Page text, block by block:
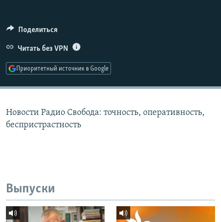
ПОДПИШИТЕСЬ НА РАССЫЛКУ
СОЦИАЛЬНЫЕ СЕТИ
Поделиться
Читать без VPN
Приоритетный источник в Google
Новости Радио Свобода: точность, оперативность,
беспристрастность
Выпуски